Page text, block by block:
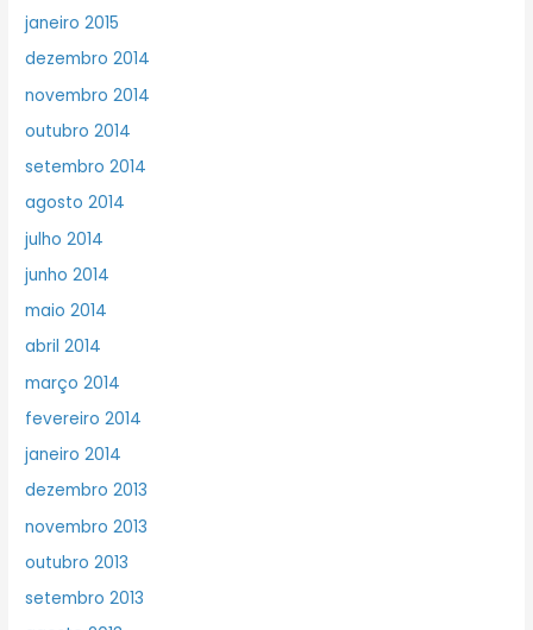
janeiro 2015
dezembro 2014
novembro 2014
outubro 2014
setembro 2014
agosto 2014
julho 2014
junho 2014
maio 2014
abril 2014
março 2014
fevereiro 2014
janeiro 2014
dezembro 2013
novembro 2013
outubro 2013
setembro 2013